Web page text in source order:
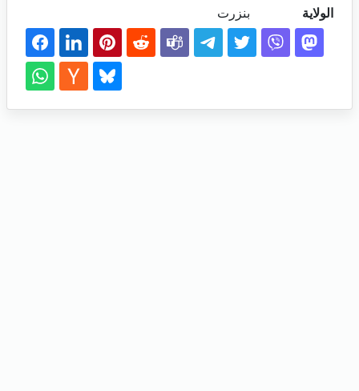
الولاية
بنزرت